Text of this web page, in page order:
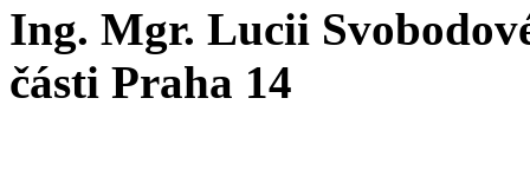
Ing. Mgr. Lucii
části Praha 14